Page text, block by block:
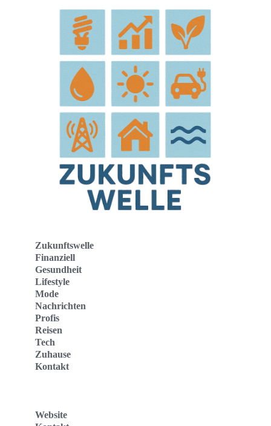
Zukunftswelle
Finanziell
Gesundheit
Lifestyle
Mode
Nachrichten
Profis
Reisen
Tech
Zuhause
Kontakt
Website